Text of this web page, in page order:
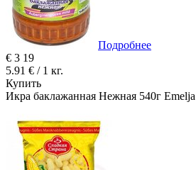
Подробнее
€ 3 19
5.91 € / 1 кг.
Купить
Икра баклажанная Нежная 540г Emelja